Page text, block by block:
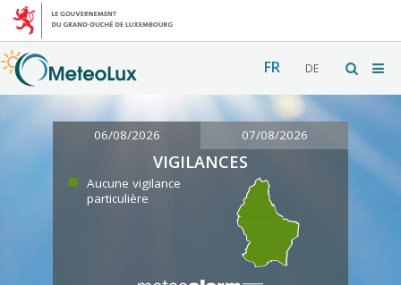
FR DE
06/08/2026 07/08/2026
VIGILANCES
Aucune vigilance
particulière